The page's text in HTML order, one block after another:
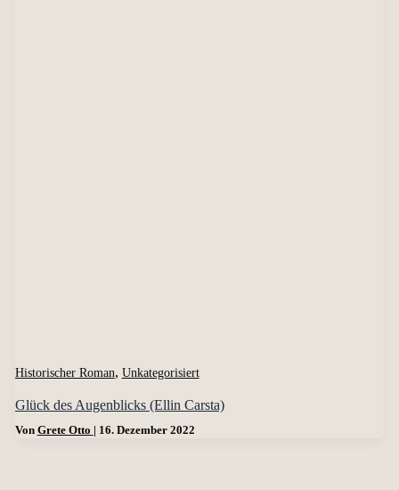
Historischer Roman, Unkategorisiert
Glück des Augenblicks (Ellin Carsta)
Von Grete Otto | 16. Dezember 2022